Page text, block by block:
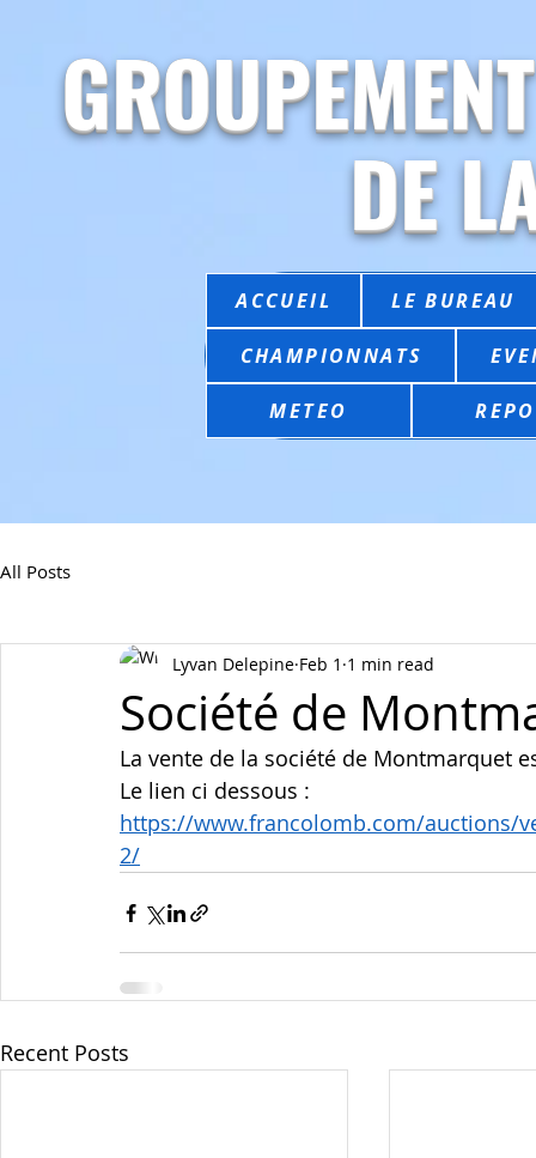
DE
ACCUEIL LE BUREAU
CHAMPIONNATS
METEO
All Posts
Société de
Lyvan Delepine Feb 1 1 min read
La vente de la société de Montmarquet
Le lien ci dessous :
https://www.francolomb.com/auctions/
2/
Recent Posts